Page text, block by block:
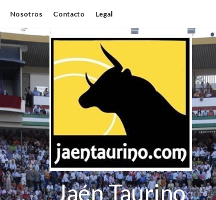
Nosotros Contacto Legal
Jaén Taurino